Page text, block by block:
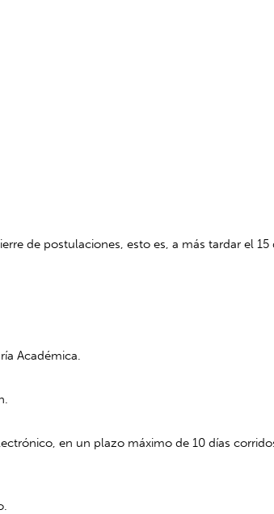
de postulaciones, esto es, a más tardar el
Académica.
en un plazo máximo de 10 días